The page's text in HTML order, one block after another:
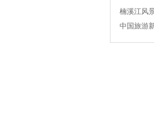
楠溪江风
中国旅游